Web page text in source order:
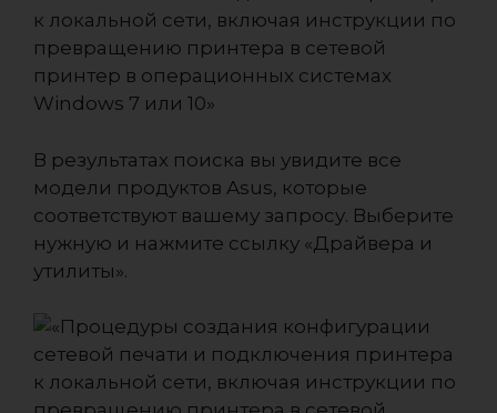
В результатах поиска вы увидите все
модели продуктов Asus, которые
соответствуют вашему запросу. Выберите
нужную и нажмите ссылку «Драйвера и
утилиты».